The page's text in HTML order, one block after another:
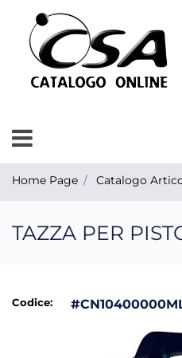
Open menu
Home Page Catalogo
TAZZA PER
Codice: